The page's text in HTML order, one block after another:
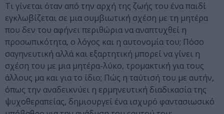
Τι γίνεται όταν από την αρχή της ζωής του ένα παιδί
εγκλωβίζεται σε μια συμβιωτική σχέση με τη μητέρα
που δεν του αφήνει περιθώρια να αναπτυχθεί η
προσωπικότητα, ο λόγος και η αυτονομία του; Πόσο
σαγηνευτική αλλά και εξαρτητική μπορεί να γίνει η
σχέση του με μια μητέρα-λύκο, τρομακτική για τους
άλλους μα και για το ίδιο; Πώς η ταύτισή του με αυτήν,
όπως την αναδεικνύει η ερμηνευτική διαδικασία της
ψυχοθεραπείας, δημιουργεί ένα ισχυρό φαντασιωσικό